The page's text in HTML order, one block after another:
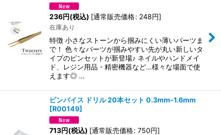
236円(税込) [通常販売価格: 248円]
在庫あり
特徴 小さなストーンから掴みにくい薄いパーツま
で！ 色々なパーツが掴みやすい先が丸い新しいタ
イプのピンセットが新登場♪ ネイルやハンドメイ
ド、レジン用品・精密機器など…様々な場面で使
えます◎ …
ピンバイス ドリル 20本セット 0.3mm-1.6mm
[R00149]
713円(税込) [通常販売価格: 750円]